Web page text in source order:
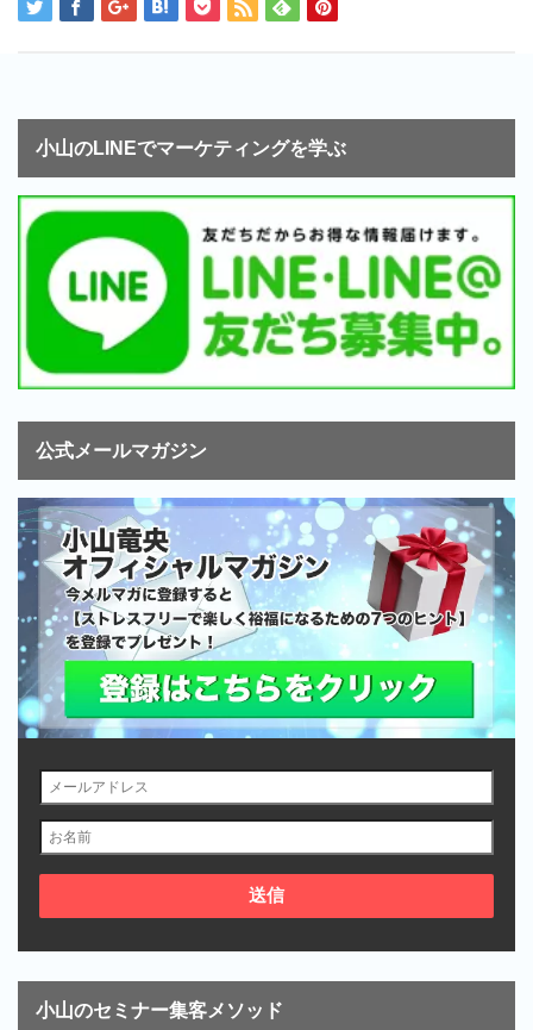
小山のLINEでマーケティングを学ぶ
公式メールマガジン
小山のセミナー集客メソッド